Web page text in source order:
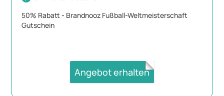
50% Rabatt - Brandnooz Fußball-Weltmeisterschaft
Gutschein
Angebot erhalten